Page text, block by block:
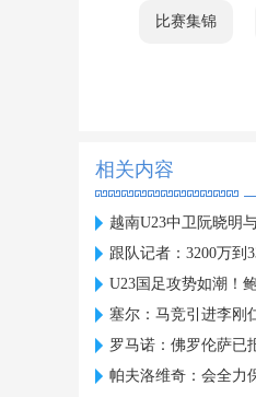
比赛集锦
相关内容
越南U23中卫阮晓明
跟队记者：3200万到
U23国足攻势如潮！
塞尔：马竞引进李刚
罗马诺：佛罗伦萨已
帕夫洛维奇：会全力